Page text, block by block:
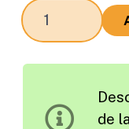
Metodología
para
de